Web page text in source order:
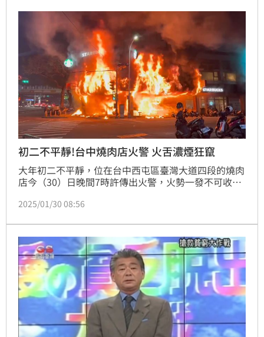
初二不平靜!台中燒肉店火警 火舌濃煙狂竄
大年初二不平靜，位在台中西屯區臺灣大道四段的燒肉
店今（30）日晚間7時許傳出火警，火勢一發不可收
幸現場無人員受困、傷亡，目前火勢控制住。至於詳細
2025/01/30 08:56